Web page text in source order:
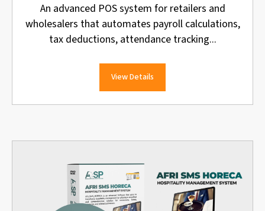
An advanced POS system for retailers and
wholesalers that automates payroll calculations,
tax deductions, attendance tracking...
View Details